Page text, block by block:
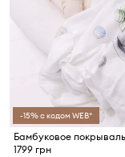
-15% с кодом WEB*
1799 грн